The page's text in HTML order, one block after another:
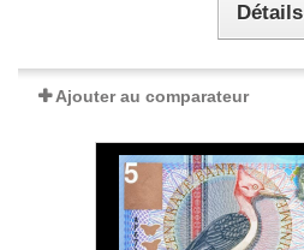
Détails
Ajouter au comparateur